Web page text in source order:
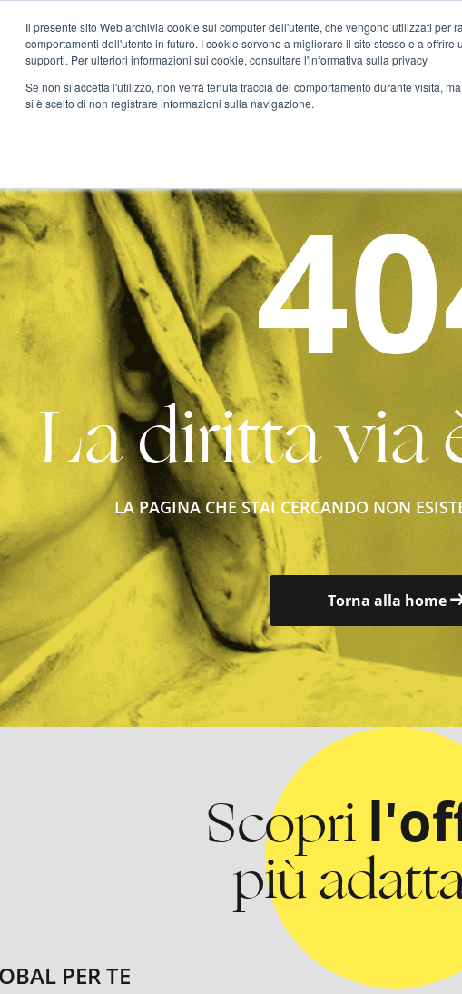
Il presente sito Web archivia cookie sul computer dell'utente, che vengono utilizzati per
comportamenti dell'utente in futuro. I cookie servono a migliorare il sito stesso e a
supporti. Per ulteriori informazioni sui cookie, consultare l'informativa sulla privacy
Se non si accetta l'utilizzo, non verrà tenuta traccia del comportamento durante visita,
si è scelto di non registrare informazioni sulla navigazione.
MENU Corsi Docenti Certificazione
La diritta via
LA PAGINA CHE STAI CERCANDO NON
Torna alla home
Scopri
più
PER TE